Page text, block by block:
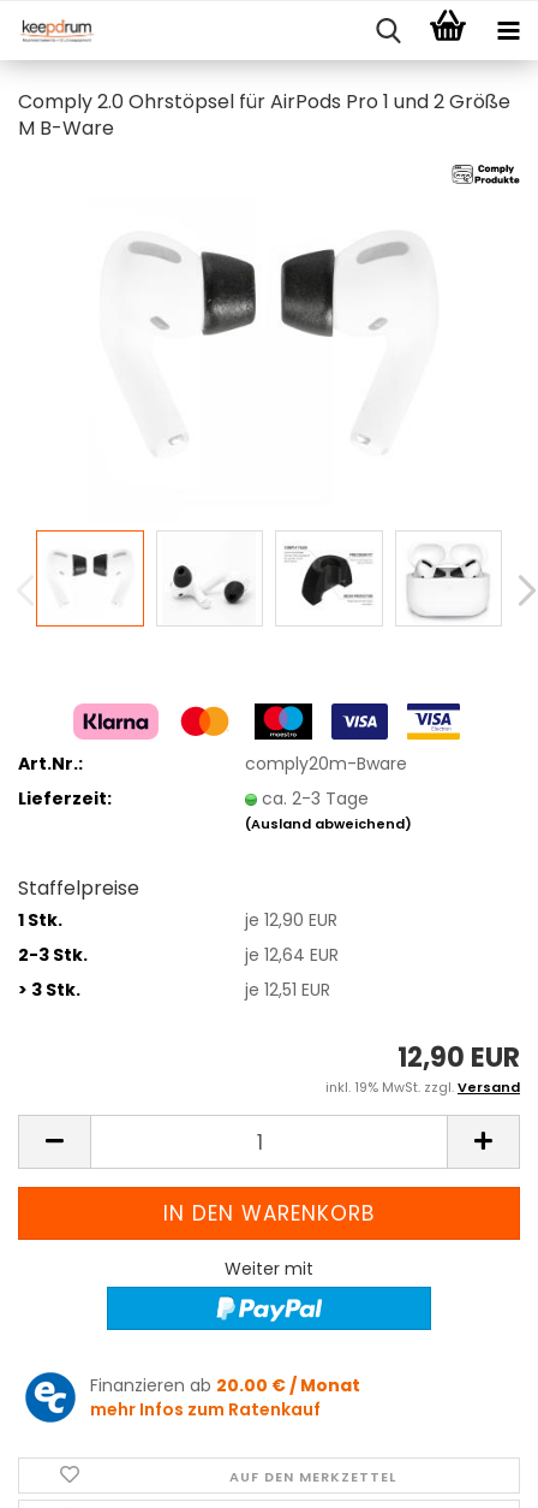
Comply 2.0 Ohrstöpsel für AirPods Pro 1 und 2 Größe
M B-Ware
Art.Nr.:
comply20m-Bware
Lieferzeit:
ca. 2-3 Tage
(Ausland abweichend)
Staffelpreise
1 Stk.
je 12,90 EUR
2-3 Stk.
je 12,64 EUR
> 3 Stk.
je 12,51 EUR
12,90 EUR
inkl. 19% MwSt. zzgl.Versand
Weiter mit
Finanzieren ab 20.00 € / Monat
mehr Infos zum Ratenkauf
AUF DEN MERKZETTEL